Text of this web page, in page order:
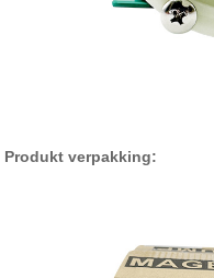
Produkt verpakking: